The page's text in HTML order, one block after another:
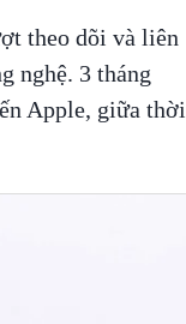
theo dõi và liên
nghệ. 3 tháng
Apple, giữa thời